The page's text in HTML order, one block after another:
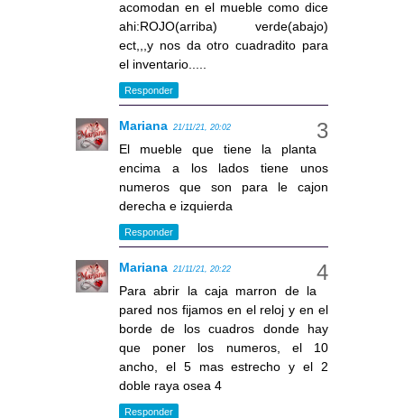
acomodan en el mueble como dice
ahi:ROJO(arriba) verde(abajo)
ect,,,y nos da otro cuadradito para
el inventario.....
Responder
Mariana 21/11/21, 20:02
El mueble que tiene la planta
encima a los lados tiene unos
numeros que son para le cajon
derecha e izquierda
Responder
Mariana 21/11/21, 20:22
Para abrir la caja marron de la
pared nos fijamos en el reloj y en el
borde de los cuadros donde hay
que poner los numeros, el 10
ancho, el 5 mas estrecho y el 2
doble raya osea 4
Responder